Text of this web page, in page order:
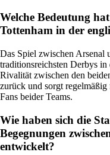
Welche Bedeutung
Tottenham in der
Das Spiel zwischen Arsenal
traditionsreichsten Derbys
Rivalität zwischen den
zurück und sorgt
Fans beider Teams.
Wie haben sich die
Begegnungen
entwickelt?